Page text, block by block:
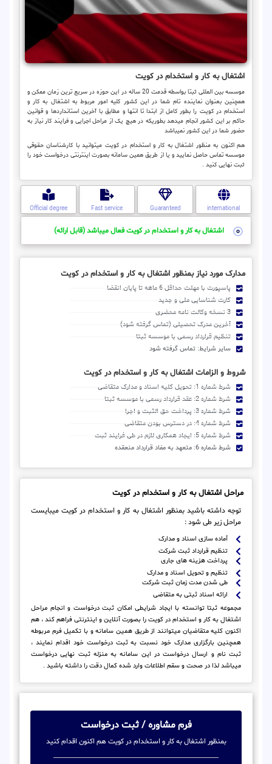
اشتغال به کار و استخدام در کویت
موسسه بین المللی ثبتا بواسطه قدمت 20 ساله در این حوزه در سریع ترین زمان ممکن و
همچنین بعنوان نماینده تام شما در این کشور کلیه امور مربوط به اشتغال به کار و
استخدام در کویت را بطور کامل از ابتدا تا انتها و مطابق با آخرین استانداردها و قوانین
حاکم بر این کشور انجام میدهد بطوریکه در هیچ یک از مراحل اجرایی و فرایند کار نیاز به
حضور شما در این کشور نمیباشد
هم اکنون به منظور اشتغال به کار و استخدام در کویت میتوانید با کارشناسان حقوقی
موسسه تماس حاصل نمایید و یا از طریق همین سامانه بصورت اینترنتی درخواست خود را
ثبت نهایی کنید .
international
Guaranteed
Fast service
Official degree
اشتغال به کار و استخدام در کویت فعال میباشد (قابل ارائه)
مدارک مورد نیاز بمنظور اشتغال به کار و استخدام در کویت
پاسپورت با مهلت حداقل 6 ماهه تا پایان انقضا
کارت شناسایی ملی و جدید
3 نسخه وکالت نامه محضری
آخرین مدرک تحصیلی (تماس گرفته شود)
تنظیم قرارداد رسمی با موسسه ثبتا
سایر شرایط: تماس گرفته شود
شروط و الزامات اشتغال به کار و استخدام در کویت
شرط شماره 1: تحویل کلیه اسناد و مدارک متقاضی
شرط شماره 2: عقد قرارداد رسمی با موسسه ثبتا
شرط شماره 3: پرداخت حق الثبت و اجرا
شرط شماره 4: در دسترس بودن متقاضی
شرط شماره 5: ایجاد همکاری لازم در طی فرایند ثبت
شرط شماره 6: متعهد به مفاد قرارداد منعقده
مراحل اشتغال به کار و استخدام در کویت
توجه داشته باشید بمنظور اشتغال به کار و استخدام در کویت میبایست
مراحل زیر طی شود :
آماده سازی اسناد و مدارک
تنظیم قرارداد ثبت شرکت
پرداخت هزینه های جاری
تنظیم و تحویل اسناد و مدارک
طی شدن مدت زمان ثبت شرکت
ارائه اسناد ثبتی به متقاضی
مجموعه ثبتا توانسته با ایجاد شرایطی امکان ثبت درخواست و انجام مراحل
اشتغال به کار و استخدام در کویت را بصورت آنلاین و اینترنتی فراهم کند ، هم
اکنون کلیه متقاضیان میتوانند از طریق همین سامانه و با تکمیل فرم مربوطه
همچنین بارگزاری مدارک خود نسبت به ثبت درخواست خود اقدام نمایند ،
ثبت نام و ارسال درخواست در این سامانه به منزله ثبت نهایی درخواست
میباشد لذا در صحت و سقم اطلاعات وارد شده کمال دقت را داشته باشید .
فرم مشاوره / ثبت درخواست
بمنظور اشتغال به کار و استخدام در کویت هم اکنون اقدام کنید